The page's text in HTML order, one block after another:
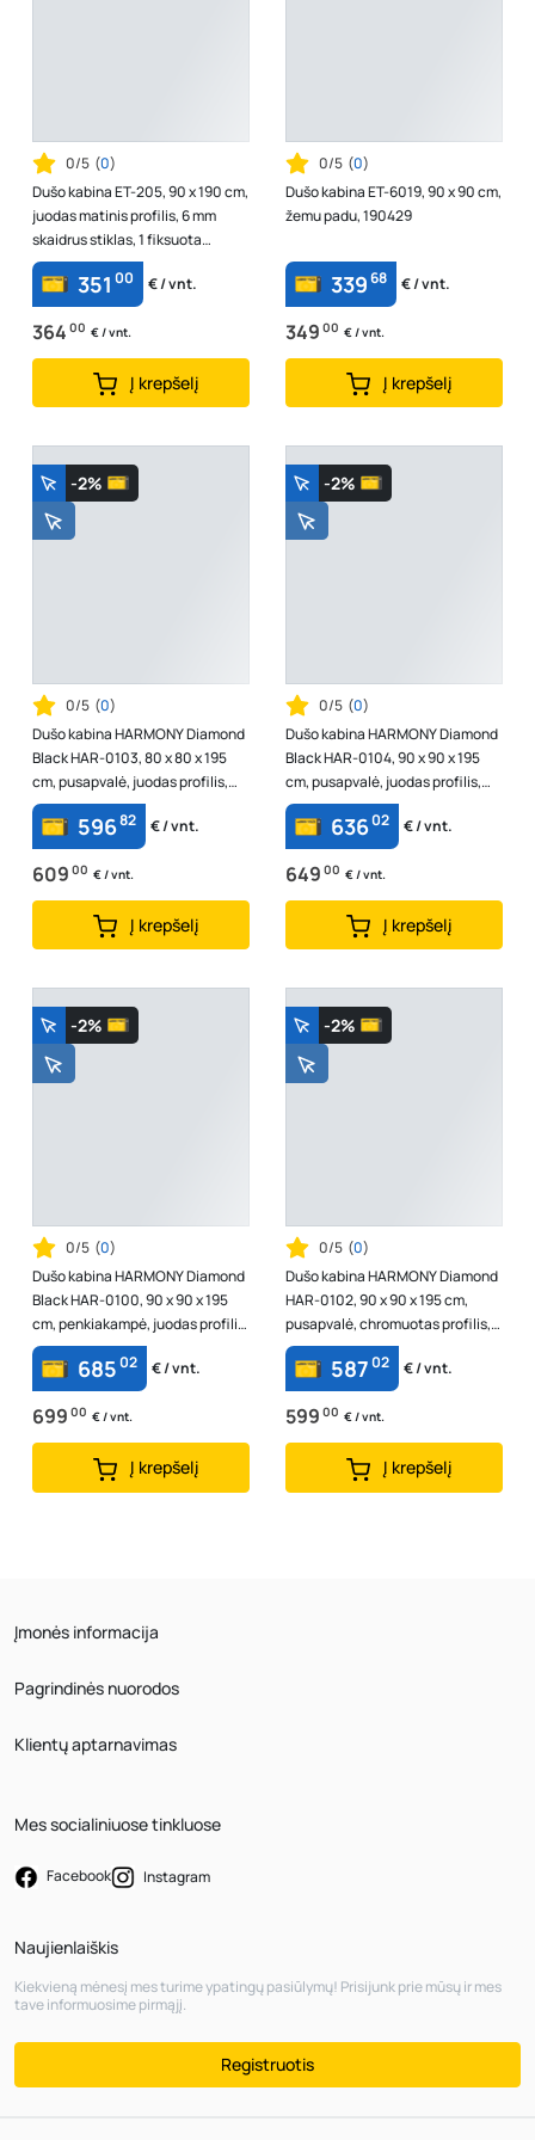
0/5 (0)
Dušo kabina ET-205, 90 x 190 cm,
juodas matinis profilis, 6 mm
skaidrus stiklas, 1 fiksuota
sienele, be padėklo
351 00 € / vnt.
364 00 € / vnt.
Į krepšelį
0/5 (0)
Dušo kabina ET-6019, 90 x 90 cm,
žemu padu, 190429
33968 € / vnt.
349 00 € / vnt.
Į krepšelį
-2%
0/5 (0)
Dušo kabina HARMONY Diamond
Black HAR-0103, 80 x 80 x 195
cm, pusapvalė, juodas profilis,
skaidrus 6 mm stiklas, be padė...
59682 € / vnt.
609 00 € / vnt.
Į krepšelį
-2%
0/5 (0)
Dušo kabina HARMONY Diamond
Black HAR-0104, 90 x 90 x 195
cm, pusapvalė, juodas profilis,
skaidrus 6 mm stiklas, be padė...
63602 € / vnt.
649 00 € / vnt.
Į krepšelį
-2%
0/5 (0)
Dušo kabina HARMONY Diamond
Black HAR-0100, 90 x 90 x 195
cm, penkiakampė, juodas profilis,
skaidrus 8 mm stiklas, be pa...
68502 € / vnt.
699 00 € / vnt.
Į krepšelį
-2%
0/5 (0)
Dušo kabina HARMONY Diamond
HAR-0102, 90 x 90 x 195 cm,
pusapvalė, chromuotas profilis,
skaidrus 6 mm stiklas, be padėkl...
58702 € / vnt.
599 00 € / vnt.
Į krepšelį
Įmonės informacija
Pagrindinės nuorodos
Klientų aptarnavimas
Mes socialiniuose tinkluose
Facebook Instagram
Naujienlaiškis
Kiekvieną mėnesį mes turime ypatingų pasiūlymų! Prisijunk prie mūsų ir mes
tave informuosime pirmąjį.
Registruotis